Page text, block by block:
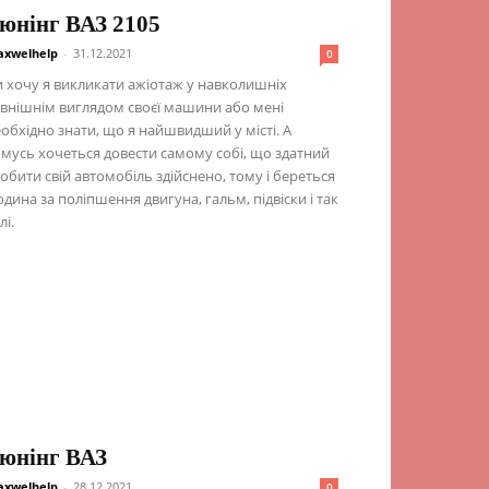
ВАЗ 2105
- 31.12.2021 0
хочу я викликати ажіотаж у навколишніх
виглядом своєї машини або мені
знати, що я найшвидший у місті. А
хочеться довести самому собі, що здатний
свій автомобіль здійснено, тому і береться
за поліпшення двигуна, гальм, підвіски і так
ВАЗ